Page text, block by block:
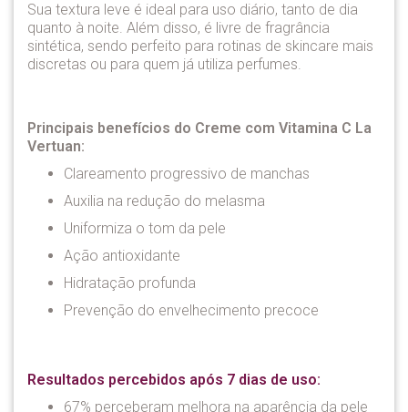
Sua textura leve é ideal para uso diário, tanto de dia
quanto à noite. Além disso, é livre de fragrância
sintética, sendo perfeito para rotinas de skincare mais
discretas ou para quem já utiliza perfumes.
Principais benefícios do Creme com Vitamina C La
Vertuan:
Clareamento progressivo de manchas
Auxilia na redução do melasma
Uniformiza o tom da pele
Ação antioxidante
Hidratação profunda
Prevenção do envelhecimento precoce
Resultados percebidos após 7 dias de uso:
67% perceberam melhora na aparência da pele